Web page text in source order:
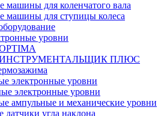
машины для коленчатого вала
машины для ступицы колеса
уровни
ИНСТРУМЕНТАЛЬЩИК ПЛЮС
электронные уровни
электронные уровни
ампульные и механические уровни
датчики угла наклона